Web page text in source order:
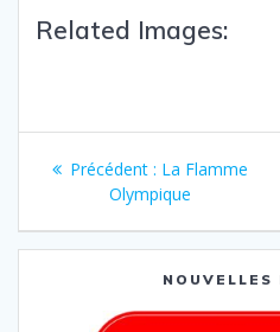
Related Images:
Précédent : La Flamme
Olympique
NOUVELLES